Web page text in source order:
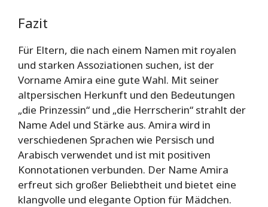
Fazit
Für Eltern, die nach einem Namen mit royalen
und starken Assoziationen suchen, ist der
Vorname Amira eine gute Wahl. Mit seiner
altpersischen Herkunft und den Bedeutungen
„die Prinzessin“ und „die Herrscherin“ strahlt der
Name Adel und Stärke aus. Amira wird in
verschiedenen Sprachen wie Persisch und
Arabisch verwendet und ist mit positiven
Konnotationen verbunden. Der Name Amira
erfreut sich großer Beliebtheit und bietet eine
klangvolle und elegante Option für Mädchen.